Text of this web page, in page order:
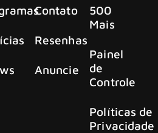
Contato
Resenhas
Anuncie
500
Mais
Painel
de
Controle
Políticas de
Privacidade